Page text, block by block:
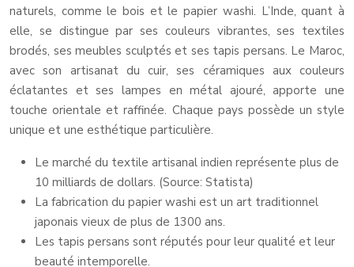
naturels, comme le bois et le papier washi. L’Inde, quant à
elle, se distingue par ses couleurs vibrantes, ses textiles
brodés, ses meubles sculptés et ses tapis persans. Le Maroc,
avec son artisanat du cuir, ses céramiques aux couleurs
éclatantes et ses lampes en métal ajouré, apporte une
touche orientale et raffinée. Chaque pays possède un style
unique et une esthétique particulière.
Le marché du textile artisanal indien représente plus de
10 milliards de dollars. (Source: Statista)
La fabrication du papier washi est un art traditionnel
japonais vieux de plus de 1300 ans.
Les tapis persans sont réputés pour leur qualité et leur
beauté intemporelle.